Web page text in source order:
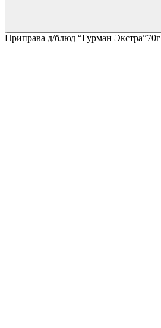
Приправа д/блюд “Гурман Экстра”70г